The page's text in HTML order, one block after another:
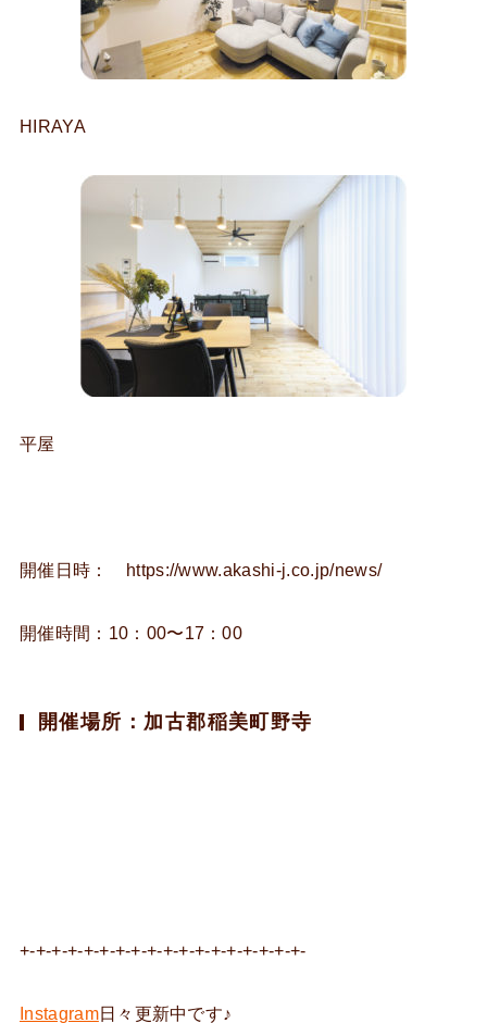
HIRAYA
平屋
開催日時： https://www.akashi-j.co.jp/news/
開催時間：10：00〜17：00
開催場所：加古郡稲美町野寺
+-+-+-+-+-+-+-+-+-+-+-+-+-+-+-+-+-+-
Instagram日々更新中です♪